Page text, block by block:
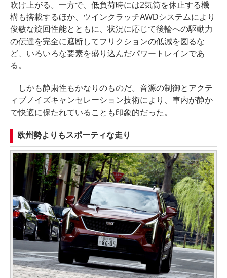
吹け上がる。一方で、低負荷時には2気筒を休止する機
構も搭載するほか、ツインクラッチAWDシステムにより
俊敏な旋回性能とともに、状況に応じて後輪への駆動力
の伝達を完全に遮断してフリクションの低減を図るな
ど、いろいろな要素を盛り込んだパワートレインであ
る。
しかも静粛性もかなりのものだ。音源の制御とアクテ
ィブノイズキャンセレーション技術により、車内が静か
で快適に保たれていることも印象的だった。
欧州勢よりもスポーティな走り